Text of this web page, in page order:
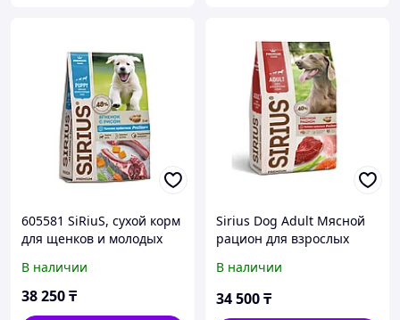
605581 SiRiuS, сухой корм
для щенков и молодых
уп.15кг.
В наличии
38 250₸
Sirius Dog Adult Мясной
рацион для взрослых
пород 15кг
В наличии
34 500₸